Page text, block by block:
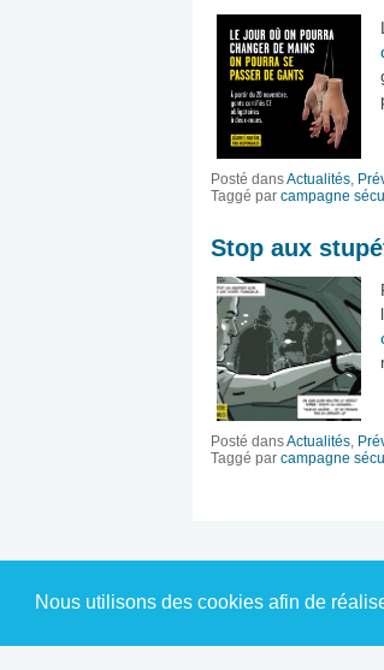
Nous utilisons des cookies afin de
Posté dansActualités,
Taggé par campagne
Stop aux
Posté dansActualités,
Taggé par campagne
© 2010-2026